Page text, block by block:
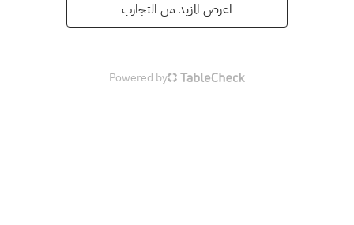
اعرض المزيد من التجارب
Powered by